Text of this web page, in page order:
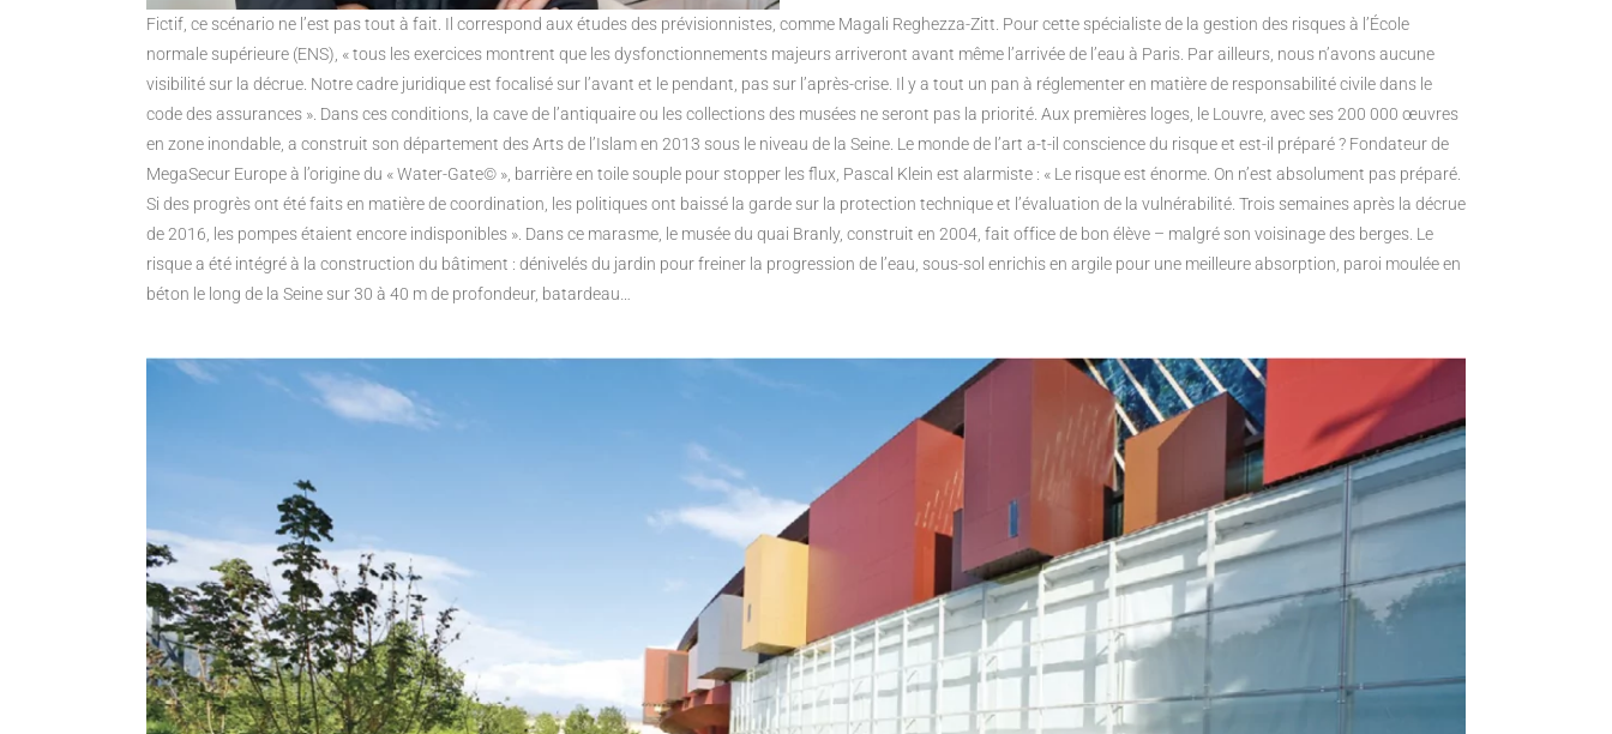
Fictif, ce scénario ne l’est pas tout à fait. Il correspond aux études des prévisionnistes, comme Magali Reghezza-Zitt. Pour cette spécialiste de la gestion des risques à l’École
normale supérieure (ENS), « tous les exercices montrent que les dysfonctionnements majeurs arriveront avant même l’arrivée de l’eau à Paris. Par ailleurs, nous n’avons aucune
visibilité sur la décrue. Notre cadre juridique est focalisé sur l’avant et le pendant, pas sur l’après-crise. Il y a tout un pan à réglementer en matière de responsabilité civile dans le
code des assurances ». Dans ces conditions, la cave de l’antiquaire ou les collections des musées ne seront pas la priorité. Aux premières loges, le Louvre, avec ses 200 000 œuvres
en zone inondable, a construit son département des Arts de l’Islam en 2013 sous le niveau de la Seine. Le monde de l’art a-t-il conscience du risque et est-il préparé ? Fondateur de
MegaSecur Europe à l’origine du « Water-Gate© », barrière en toile souple pour stopper les flux, Pascal Klein est alarmiste : « Le risque est énorme. On n’est absolument pas préparé.
Si des progrès ont été faits en matière de coordination, les politiques ont baissé la garde sur la protection technique et l’évaluation de la vulnérabilité. Trois semaines après la décrue
de 2016, les pompes étaient encore indisponibles ». Dans ce marasme, le musée du quai Branly, construit en 2004, fait office de bon élève – malgré son voisinage des berges. Le
risque a été intégré à la construction du bâtiment : dénivelés du jardin pour freiner la progression de l’eau, sous-sol enrichis en argile pour une meilleure absorption, paroi moulée en
béton le long de la Seine sur 30 à 40 m de profondeur, batardeau…